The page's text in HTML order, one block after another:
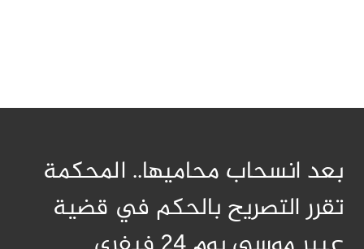
بعد انسحاب محاميها.. المحكمة
تقرر التصريح بالحكم في قضية